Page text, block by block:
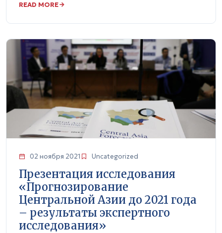
READ MORE
02 ноября 2021 Uncategorized
Презентация исследования
«Прогнозирование
Центральной Азии до 2021 года
– результаты экспертного
исследования»